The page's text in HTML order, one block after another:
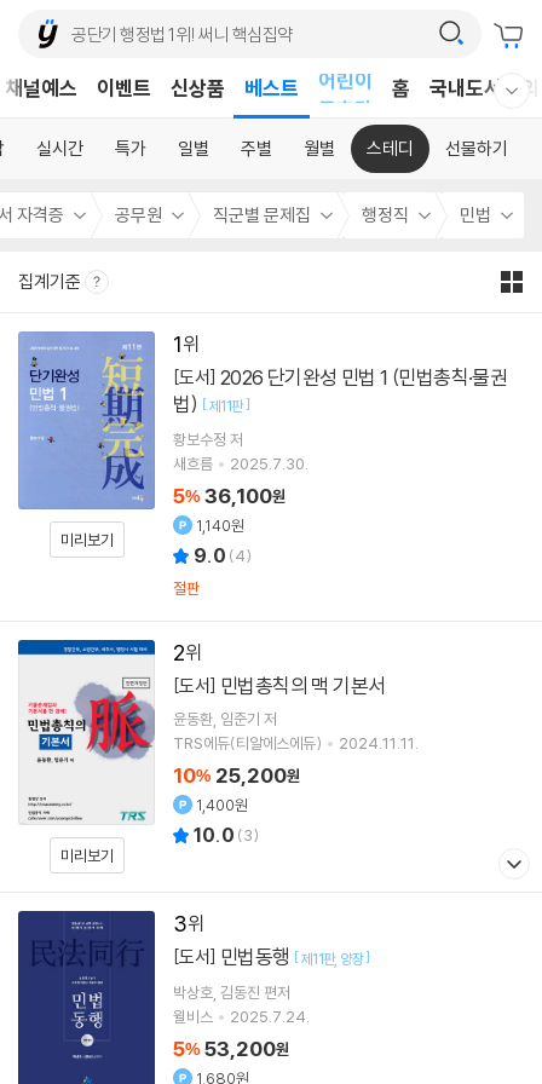
채널예스 이벤트 신상품 베스트
어린이
독후감
어린이
홈 국내도서
실시간 특가 일별 주별 월별 스테디 선물하기
자격증 공무원 직군별 문제집 행정직 민법
집계기준
1
미리보기
[도서]
법) [제11판]
황보수정 저
새흐름
2025.7.30.
5% 36,100원
1,140원
9.0 (4)
절판
2
미리보기
[도서] 민법총칙의 맥 기본서
윤동환 임준기 저
TRS에듀(티알에스에듀)
2024.11.11.
10% 25,200원
1,400원
10.0 (3)
3
[도서] 민법동행 [제11판 양장]
박상호 김동진 편저
윌비스
2025.7.24.
5% 53,200원
1,680원